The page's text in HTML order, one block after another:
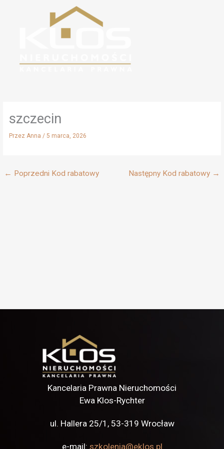
szczecin
PrzezAnna/5 marca, 2026
← Poprzedni Kod rabatowy Następny Kod rabatowy →
Kancelaria Prawna Nieruchomości
Ewa Klos-Rychter
ul. Hallera 25/1, 53-319 Wrocław
e-mail: szkolenia@eklos.pl